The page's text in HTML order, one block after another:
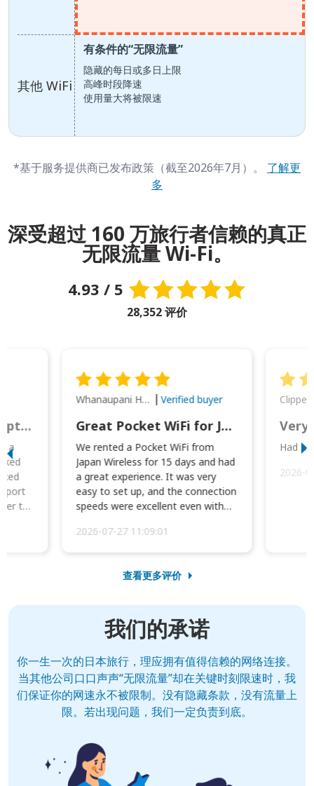
其他 WiFi
有条件的“无限流量”
隐藏的每日或多日上限
高峰时段降速
使用量大将被限速
*基于服务提供商已发布政策（截至2026年7月）。 了解更
多
深受超过 160 万旅行者信赖的真正
无限流量 Wi-Fi。
4.93 / 5
28,352 评价
This was wonderful option to a family of four. Everything worked smoothly.
a
to
Whanaupani Henry Joseph Macown Verified buyer
Great Pocket WiFi for Japan Travel
We rented a Pocket WiFi from
Japan Wireless for 15 days and had
a great experience. It was very
easy to set up, and the connection
speeds were excellent even with
2026-07-27 11:09:01
Very
Had
2026-
查看更多评价
我们的承诺
你一生一次的日本旅行，理应拥有值得信赖的网络连接。
当其他公司口口声声“无限流量”却在关键时刻限速时，我
们保证你的网速永不被限制。没有隐藏条款，没有流量上
限。若出现问题，我们一定负责到底。